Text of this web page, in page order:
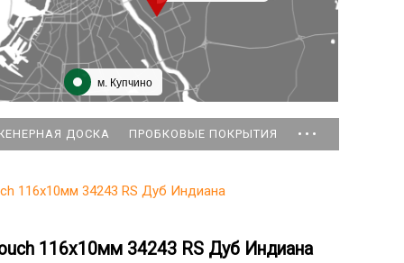
м. Купчино
ДОСКА ПРОБКОВЫЕ ПОКРЫТИЯ ...
116x10мм 34243 RS Дуб Индиана
116x10мм 34243 RS Дуб Индиана